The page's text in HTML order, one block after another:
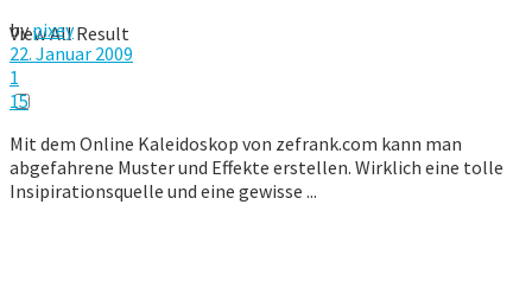
View All Result
by pixey
22. Januar 2009
1
15
Mit dem Online Kaleidoskop von zefrank.com kann man
abgefahrene Muster und Effekte erstellen. Wirklich eine tolle
Insipirationsquelle und eine gewisse ...